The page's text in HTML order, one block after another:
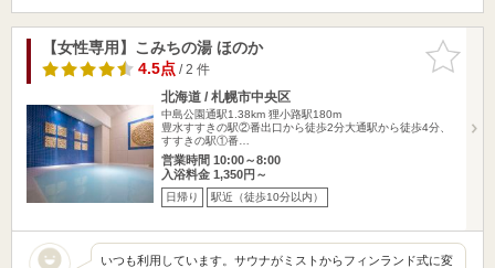
お気に入
りに追加
【女性専用】こみちの湯 ほのか
4.5点/ 2 件
北海道 / 札幌市中央区
中島公園通駅1.38km 狸小路駅180m
豊水すすきの駅②番出口から徒歩2分大通駅から徒歩4分、
すすきの駅①番…
営業時間 10:00～8:00
入浴料金 1,350円～
日帰り 駅近（徒歩10分以内）
いつも利用しています。サウナがミストからフィンランド式に変